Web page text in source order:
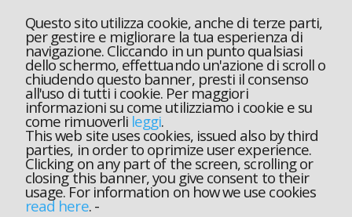
Questo sito utilizza cookie, anche di terze parti,
per gestire e migliorare la tua esperienza di
navigazione. Cliccando in un punto qualsiasi
dello schermo, effettuando un'azione di scroll o
chiudendo questo banner, presti il consenso
all'uso di tutti i cookie. Per maggiori
informazioni su come utilizziamo i cookie e su
come rimuoverli leggi.
This web site uses cookies, issued also by third
parties, in order to oprimize user experience.
Clicking on any part of the screen, scrolling or
closing this banner, you give consent to their
usage. For information on how we use cookies
read here.-